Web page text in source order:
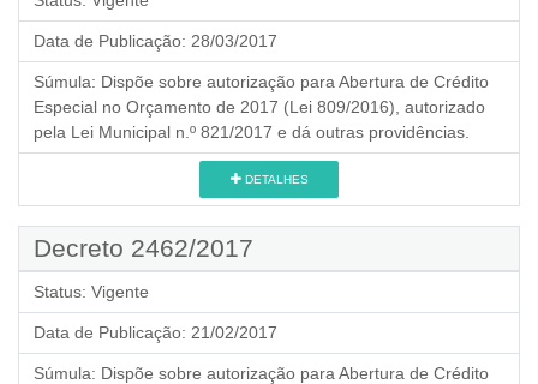
Data de Publicação: 28/03/2017
Súmula: Dispõe sobre autorização para Abertura de Crédito
Especial no Orçamento de 2017 (Lei 809/2016), autorizado
pela Lei Municipal n.º 821/2017 e dá outras providências.
DETALHES
Decreto 2462/2017
Status: Vigente
Data de Publicação: 21/02/2017
Súmula: Dispõe sobre autorização para Abertura de Crédito